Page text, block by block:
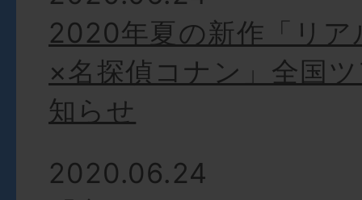
2020年夏の新作「リア
×名探偵コナン」全国
知らせ
2020.06.24